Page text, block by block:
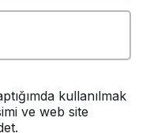
kullanılmak
ve web site